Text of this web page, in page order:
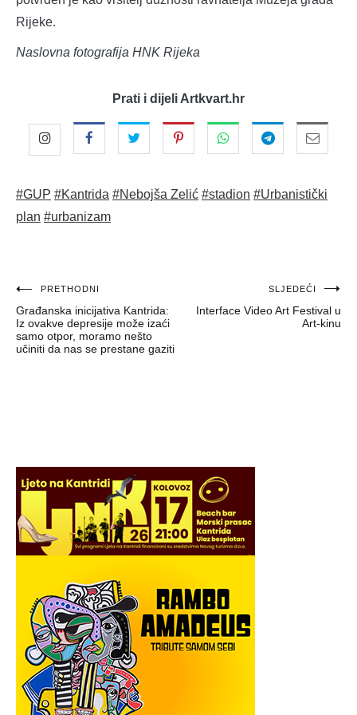
Rijeke.
Naslovna fotografija HNK Rijeka
Prati i dijeli Artkvart.hr
#GUP #Kantrida #Nebojša Zelić #stadion #Urbanistički
plan #urbanizam
Navigacija
objava
PRETHODNI
Građanska inicijativa Kantrida:
Iz ovakve depresije može izaći
samo otpor, moramo nešto
učiniti da nas se prestane gaziti
SLJEDEĆI
Interface Video Art Festival u
Art-kinu